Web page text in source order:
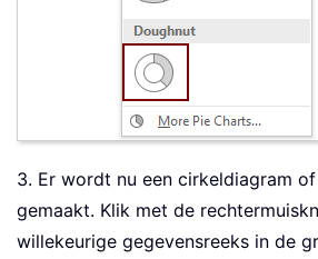
3. Er wordt nu een cirkeldiagram
gemaakt. Klik met de
willekeurige gegevensreeks in de